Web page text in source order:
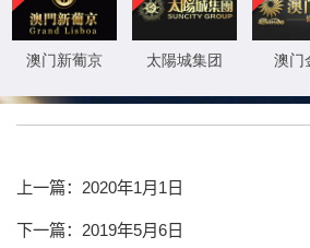
位于重庆大学C校区的必赢
上一篇：2020年1月1日
下一篇：2019年5月6日